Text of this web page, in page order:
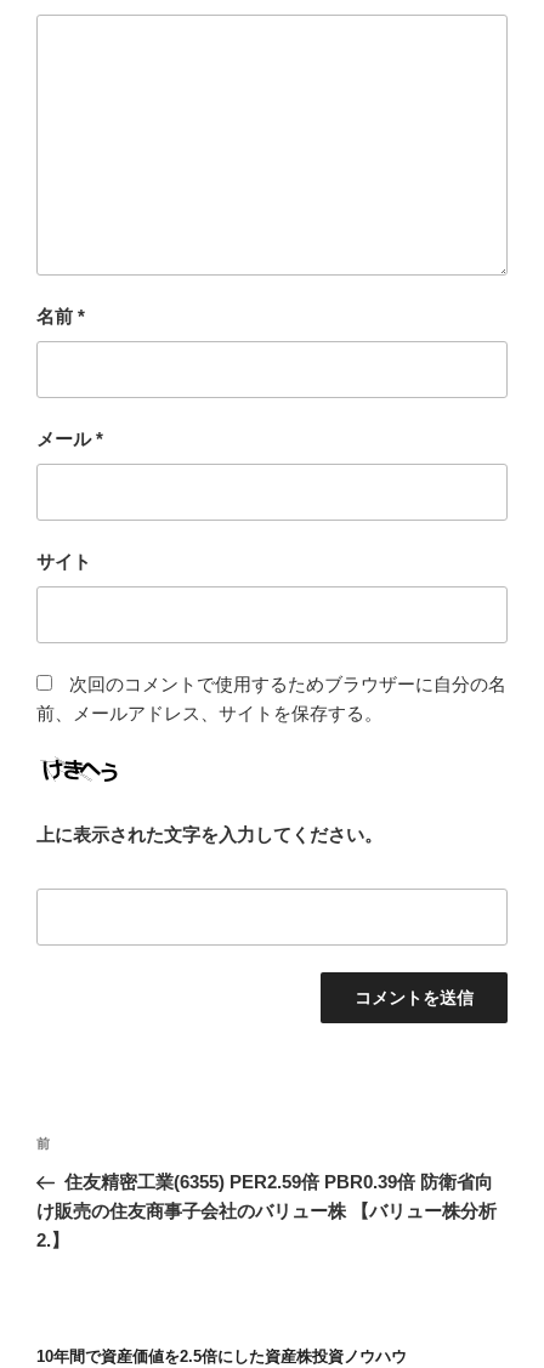
名前 *
メール*
サイト
次回のコメントで使用するためブラウザーに自分の名
前、メールアドレス、サイトを保存する。
上に表示された文字を入力してください。
投
ナ
ビ
前
の
投
稿
前
住友精密工業(6355) PER2.59倍 PBR0.39倍 防衛省向
け販売の住友商事子会社のバリュー株 【バリュー株分析
2.】
10年間で資産価値を2.5倍にした資産株投資ノウハウ